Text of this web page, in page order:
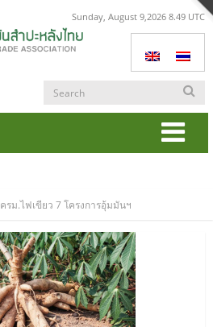
Sunday, August 9,2026 8.49 UTC
ครม.ไฟเขียว 7 โครงการอุ้มมันฯ